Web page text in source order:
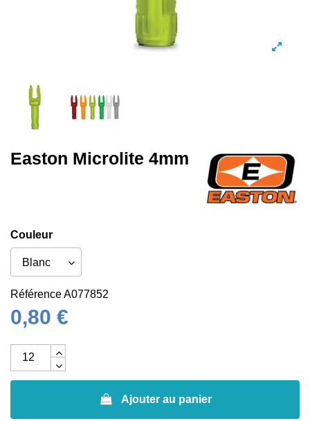
Easton Microlite 4mm
Couleur
RéférenceA077852
0,80 €
Ajouter au panier